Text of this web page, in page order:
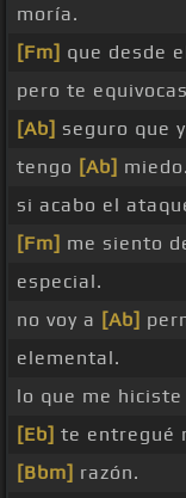
moría.
[Fm] que desde
pero te
[Ab] seguro que
tengo [Ab] miedo.
si acabo el
[Fm] me siento
especial.
no voy a [Ab]
elemental.
lo que me
[Eb] te entregué
[Bbm] razón.